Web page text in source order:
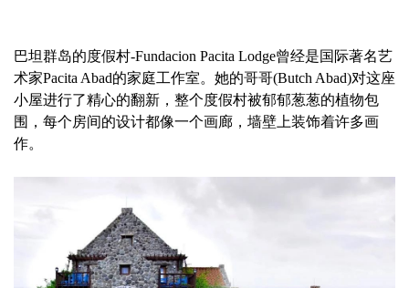
巴坦群岛的度假村-Fundacion Pacita Lodge曾经是国际著名艺
术家Pacita Abad的家庭工作室。她的哥哥(Butch Abad)对这座
小屋进行了精心的翻新，整个度假村被郁郁葱葱的植物包
围，每个房间的设计都像一个画廊，墙壁上装饰着许多画
作。